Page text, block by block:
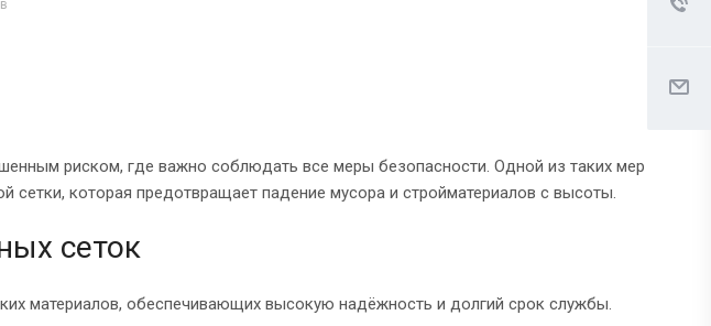
риском, где важно соблюдать все меры безопасности. Одной из таких мер
сетки, которая предотвращает падение мусора и стройматериалов с высоты.
сеток
материалов, обеспечивающих высокую надёжность и долгий срок службы.